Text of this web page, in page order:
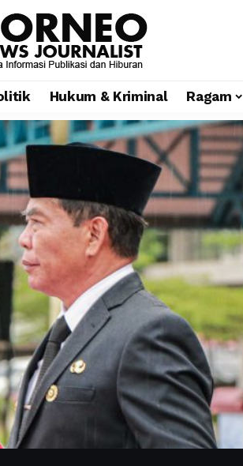
Hukum & Kriminal Ragam